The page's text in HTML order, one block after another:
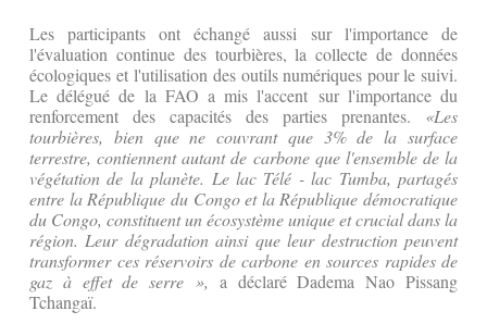
Les participants ont échangé aussi sur l'importance de
l'évaluation continue des tourbières, la collecte de données
écologiques et l'utilisation des outils numériques pour le suivi.
Le délégué de la FAO a mis l'accent sur l'importance du
renforcement des capacités des parties prenantes. «Les
tourbières, bien que ne couvrant que 3% de la surface
terrestre, contiennent autant de carbone que l'ensemble de la
végétation de la planète. Le lac Télé - lac Tumba, partagés
entre la République du Congo et la République démocratique
du Congo, constituent un écosystème unique et crucial dans la
région. Leur dégradation ainsi que leur destruction peuvent
transformer ces réservoirs de carbone en sources rapides de
gaz à effet de serre », a déclaré Dadema Nao Pissang
Tchangaï.